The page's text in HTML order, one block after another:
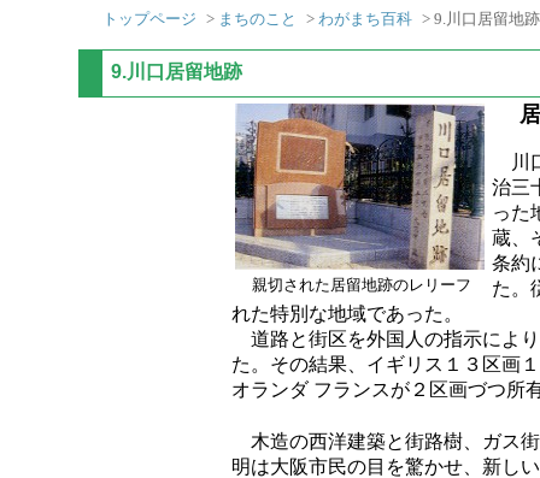
トップページ > まちのこと > わがまち百科 > 9.川口居留地跡
9.川口居留地跡
親切された居留地跡のレリーフ
居
川
治三
った
蔵、
条約
た。
れた特別な地域であった。
道路と街区を外国人の指示によ
た。その結果、イギリス１３区画
オランダ フランスが２区画づつ所
木造の西洋建築と街路樹、ガス
明は大阪市民の目を驚かせ、新し